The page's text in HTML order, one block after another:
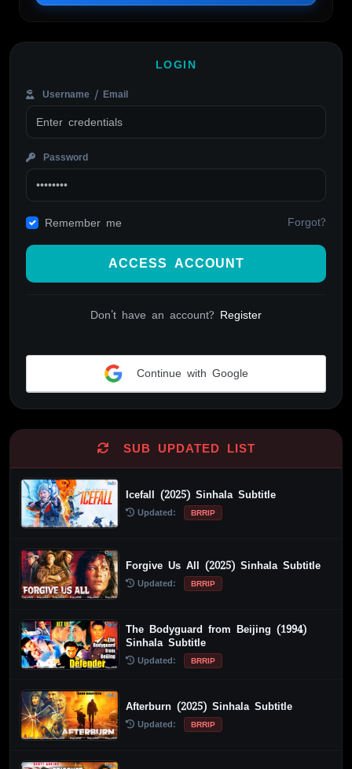
LOGIN
Username / Email
Password
Remember me Forgot?
ACCESS ACCOUNT
Don't have an account? Register
Continue with Google
SUB UPDATED LIST
Icefall (2025) Sinhala Subtitle
Updated: BRRIP
Forgive Us All (2025) Sinhala Subtitle
Updated: BRRIP
The Bodyguard from Beijing (1994)
Sinhala Subtitle
Updated: BRRIP
Afterburn (2025) Sinhala Subtitle
Updated: BRRIP